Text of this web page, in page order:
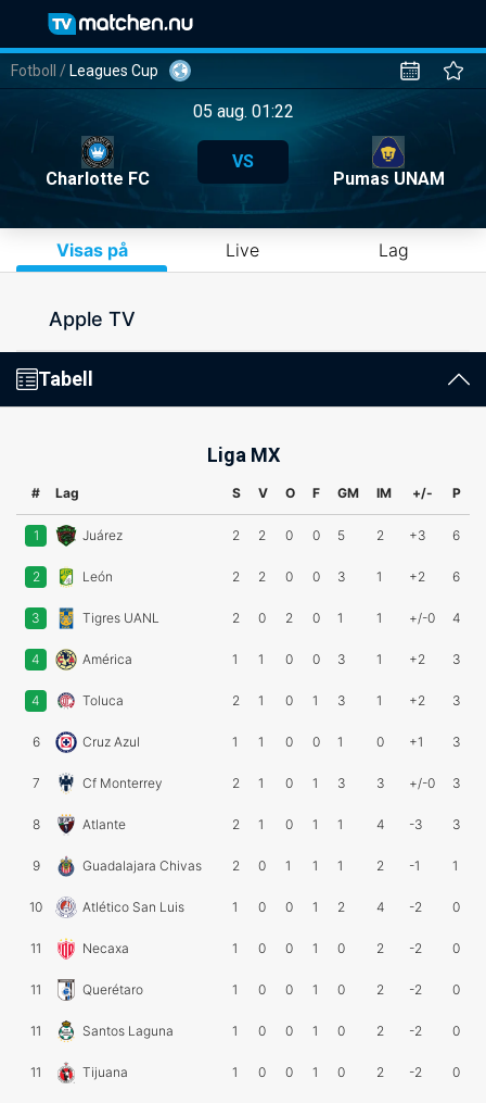
Fotboll / Leagues Cup
05 aug. 01:22
Charlotte FC
VS
Pumas UNAM
Visas på Live Lag
Apple TV
Tabell
Liga MX
# Lag S V O F GM IM +/- P
1 Juárez 2 2 0 0 5 2 +3 6
2 León 2 2 0 0 3 1 +2 6
3 Tigres UANL 2 0 2 0 1 1 +/-0 4
4 América 1 1 0 0 3 1 +2 3
4 Toluca 2 1 0 1 3 1 +2 3
6 Cruz Azul 1 1 0 0 1 0 +1 3
7 Cf Monterrey 2 1 0 1 3 3 +/-0 3
8 Atlante 2 1 0 1 1 4 -3 3
9 Guadalajara Chivas 2 0 1 1 1 2 -1 1
10 Atlético San Luis 1 0 0 1 2 4 -2 0
11 Necaxa 1 0 0 1 0 2 -2 0
11 Querétaro 1 0 0 1 0 2 -2 0
11 Santos Laguna 1 0 0 1 0 2 -2 0
11 Tijuana 1 0 0 1 0 2 -2 0